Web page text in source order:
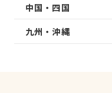
中国・四国
九州・沖縄